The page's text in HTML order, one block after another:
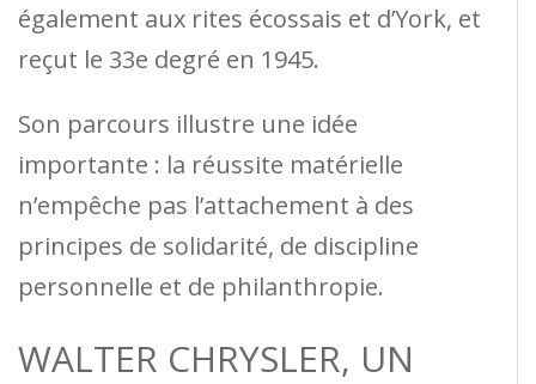
également aux rites écossais et d’York, et
reçut le 33e degré en 1945.
Son parcours illustre une idée
importante : la réussite matérielle
n’empêche pas l’attachement à des
principes de solidarité, de discipline
personnelle et de philanthropie.
WALTER CHRYSLER, UN